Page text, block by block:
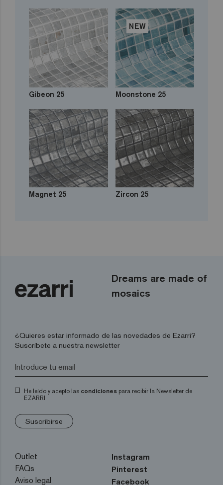
Gibeon 25
NEW
Moonstone 25
Magnet 25 Zircon 25
Dreams are made of
mosaics
¿Quieres estar informado de las novedades de Ezarri?
Suscríbete a nuestra newsletter
He leído y acepto las condiciones para recibir la Newsletter de
EZARRI
Suscribirse
Outlet
FAQs
Aviso legal
Instagram
Pinterest
Facebook